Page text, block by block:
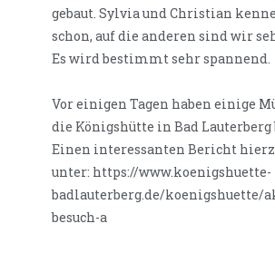
gebaut. Sylvia und Christian
schon, auf die anderen sind wir
Es wird bestimmt sehr spannend.
Vor einigen Tagen haben einige
die Königshütte in Bad Lauterberg
Einen interessanten Bericht
unter: https://www.koenigshuette-
badlauterberg.de/koenigshuette/
besuch-a